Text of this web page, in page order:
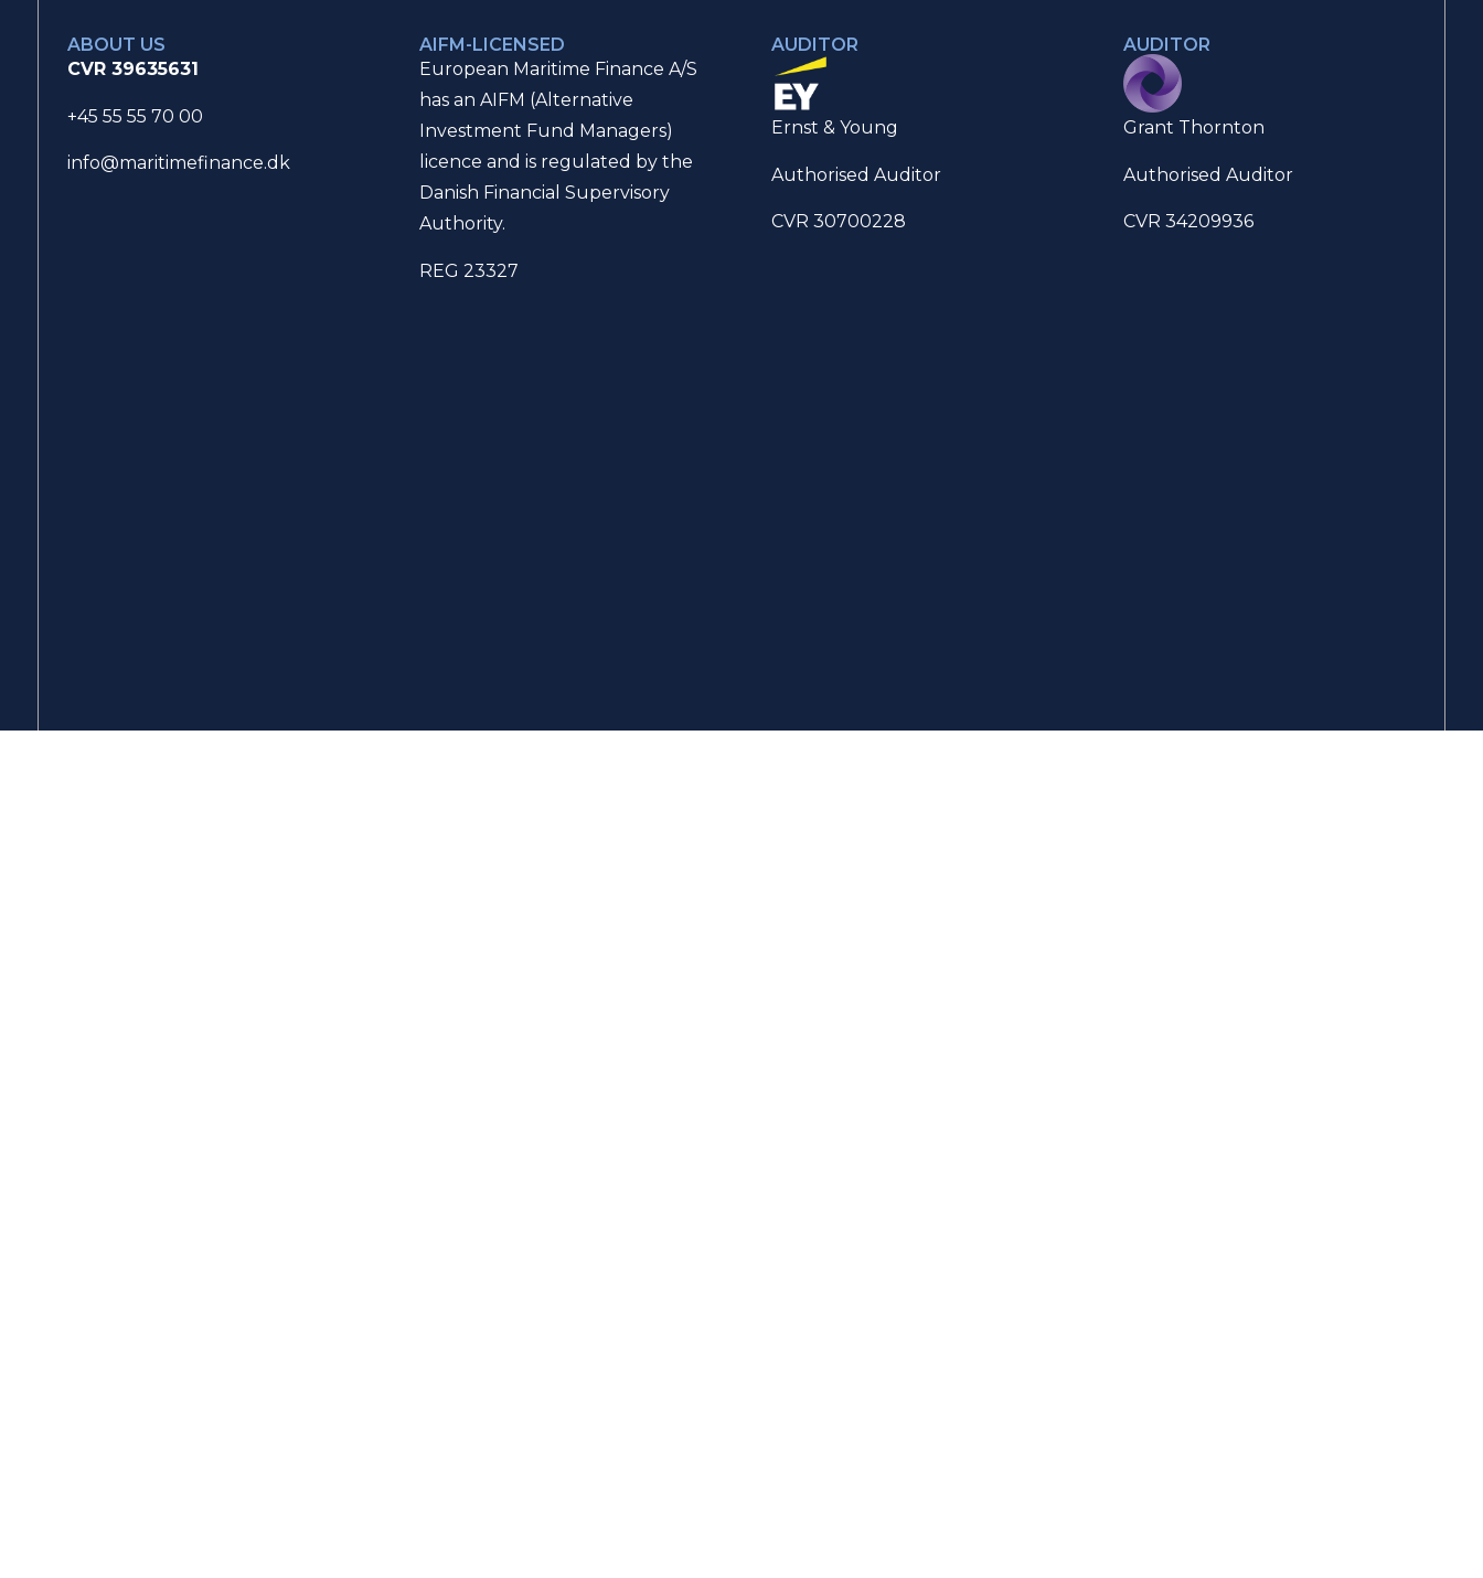
ABOUT US
CVR 39635631
+45 55 55 70 00
info@maritimefinance.dk
AIFM-LICENSED
European Maritime Finance A/S
has an AIFM (Alternative
Investment Fund Managers)
licence and is regulated by the
Danish Financial Supervisory
Authority.
REG 23327
AUDITOR
Ernst & Young
Authorised Auditor
CVR 30700228
AUDITOR
Grant Thornton
Authorised Auditor
CVR 34209936